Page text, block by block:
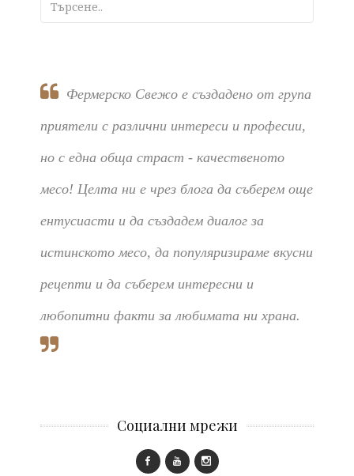
Фермерско Свежо е създадено от група
приятели с различни интереси и професии,
но с една обща страст - качественото
месо! Целта ни е чрез блога да съберем още
ентусиасти и да създадем диалог за
истинското месо, да популяризираме вкусни
рецепти и да съберем интересни и
любопитни факти за любимата ни храна.
Социални мрежи